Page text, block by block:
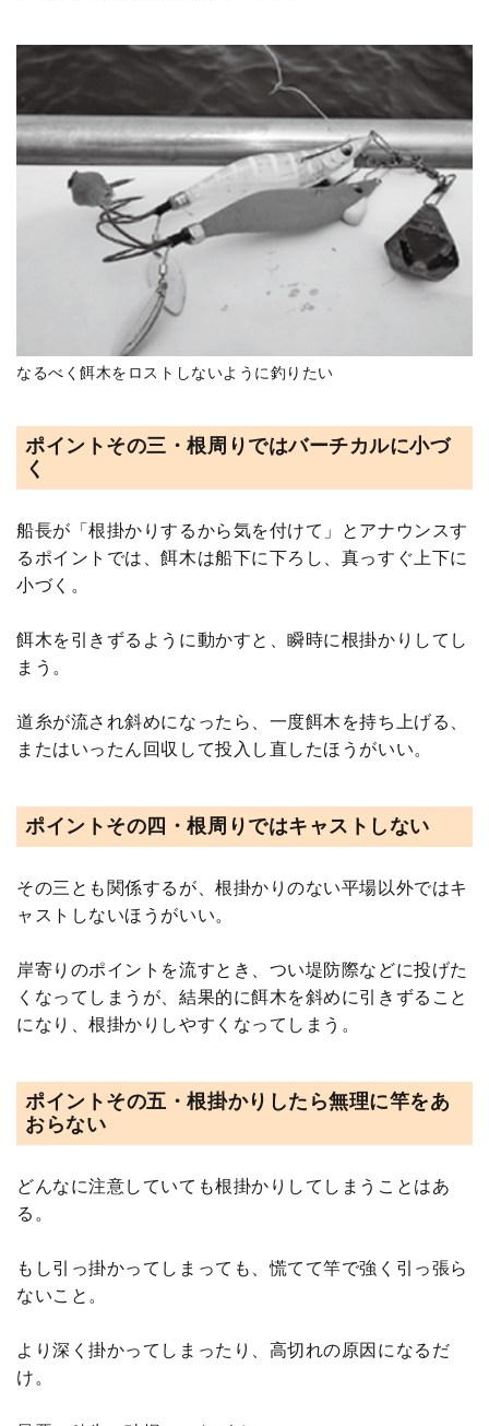
なるべく餌木をロストしないように釣りたい
ポイントその三・根周りではバーチカルに小づ
く
船長が「根掛かりするから気を付けて」とアナウンスす
るポイントでは、餌木は船下に下ろし、真っすぐ上下に
小づく。
餌木を引きずるように動かすと、瞬時に根掛かりしてし
まう。
道糸が流され斜めになったら、一度餌木を持ち上げる、
またはいったん回収して投入し直したほうがいい。
ポイントその四・根周りではキャストしない
その三とも関係するが、根掛かりのない平場以外ではキ
ャストしないほうがいい。
岸寄りのポイントを流すとき、つい堤防際などに投げた
くなってしまうが、結果的に餌木を斜めに引きずること
になり、根掛かりしやすくなってしまう。
ポイントその五・根掛かりしたら無理に竿をあ
おらない
どんなに注意していても根掛かりしてしまうことはあ
る。
もし引っ掛かってしまっても、慌てて竿で強く引っ張ら
ないこと。
より深く掛かってしまったり、高切れの原因になるだ
け。